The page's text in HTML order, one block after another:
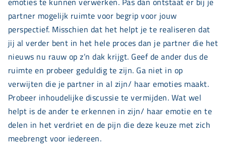
partner mogelijk ruimte voor begrip voor jouw
perspectief. Misschien dat het helpt je te realiseren dat
jij al verder bent in het hele proces dan je partner die het
nieuws nu rauw op z’n dak krijgt. Geef de ander dus de
ruimte en probeer geduldig te zijn. Ga niet in op
verwijten die je partner in al zijn/ haar emoties maakt.
Probeer inhoudelijke discussie te vermijden. Wat wel
helpt is de ander te erkennen in zijn/ haar emotie en te
delen in het verdriet en de pijn die deze keuze met zich
meebrengt voor iedereen.